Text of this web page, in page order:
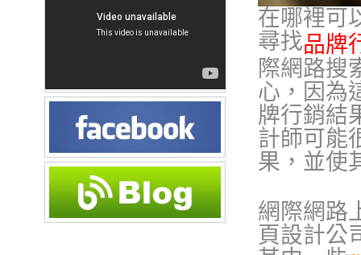
在哪裡可
尋找品牌
際網路搜
心，因為
牌行銷結
計師可能
果，並使
網際網路
頁設計公